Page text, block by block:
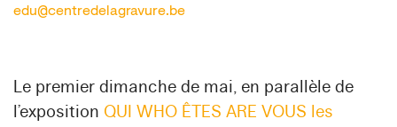
edu@centredelagravure.be
Le premier dimanche de mai, en parallèle de
l’exposition QUI WHO ÊTES ARE VOUS les